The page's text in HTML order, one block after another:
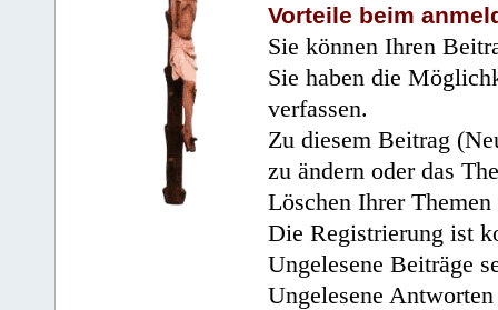
Vorteile beim
Sie können Ihren
Sie haben die
verfassen.
Zu diesem Beitrag
zu ändern oder das
Löschen Ihrer
Die Registrierung ist
Ungelesene Beiträge
Ungelesene